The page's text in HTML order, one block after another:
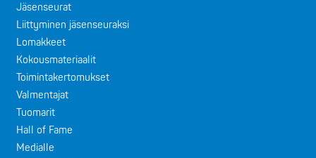
Jäsenseurat
Liittyminen jäsenseuraksi
Lomakkeet
Kokousmateriaalit
Toimintakertomukset
Valmentajat
Tuomarit
Hall of Fame
Medialle